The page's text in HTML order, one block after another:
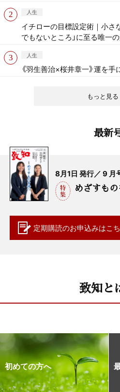
もっと見る
人生
イチローの目標設定術｜小さ
でもないところ」に至る唯一
人生
《羽生善治×桜井章一》運を手
最新
8月1日 発行／ 9 月
めざすも
定期購読のお申込みはこ
致知と
初めての方へ